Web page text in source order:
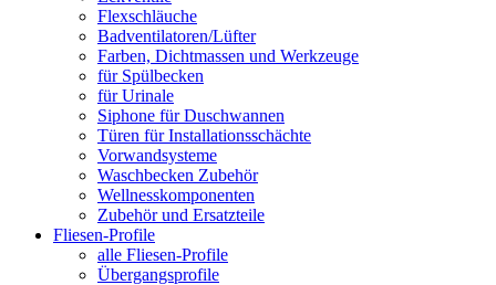
Flexschläuche
Badventilatoren/Lüfter
Farben, Dichtmassen und Werkzeuge
für Spülbecken
für Urinale
Siphone für Duschwannen
Türen für Installationsschächte
Vorwandsysteme
Waschbecken Zubehör
Wellnesskomponenten
Zubehör und Ersatzteile
Fliesen-Profile
alle Fliesen-Profile
Übergangsprofile